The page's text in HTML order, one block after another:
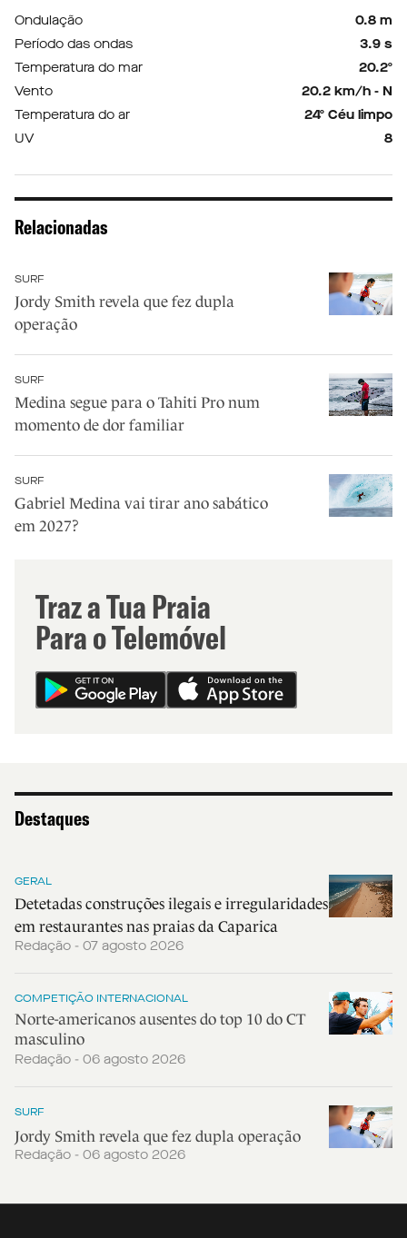
Ondulação
0.8 m
Período das ondas
3.9 s
Temperatura do mar
20.2º
Vento
20.2 km/h - N
Temperatura do ar
24º Céu limpo
UV
8
Relacionadas
SURF
Jordy Smith revela que fez dupla
operação
SURF
Medina segue para o Tahiti Pro num
momento de dor familiar
SURF
Gabriel Medina vai tirar ano sabático
em 2027?
Traz a Tua Praia
Para o Telemóvel
Destaques
GERAL
Detetadas construções ilegais e irregularidades
em restaurantes nas praias da Caparica
Redação - 07 agosto 2026
COMPETIÇÃO INTERNACIONAL
Norte-americanos ausentes do top 10 do CT
masculino
Redação - 06 agosto 2026
SURF
Jordy Smith revela que fez dupla operação
Redação - 06 agosto 2026